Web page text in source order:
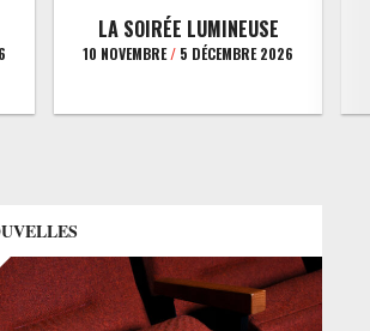
LA SOIRÉE LUMINEUSE
10 NOVEMBRE/ 5 DÉCEMBRE 2026